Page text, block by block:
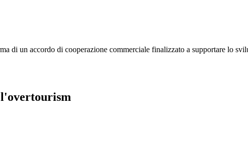
di un accordo di cooperazione commerciale finalizzato a supportare lo